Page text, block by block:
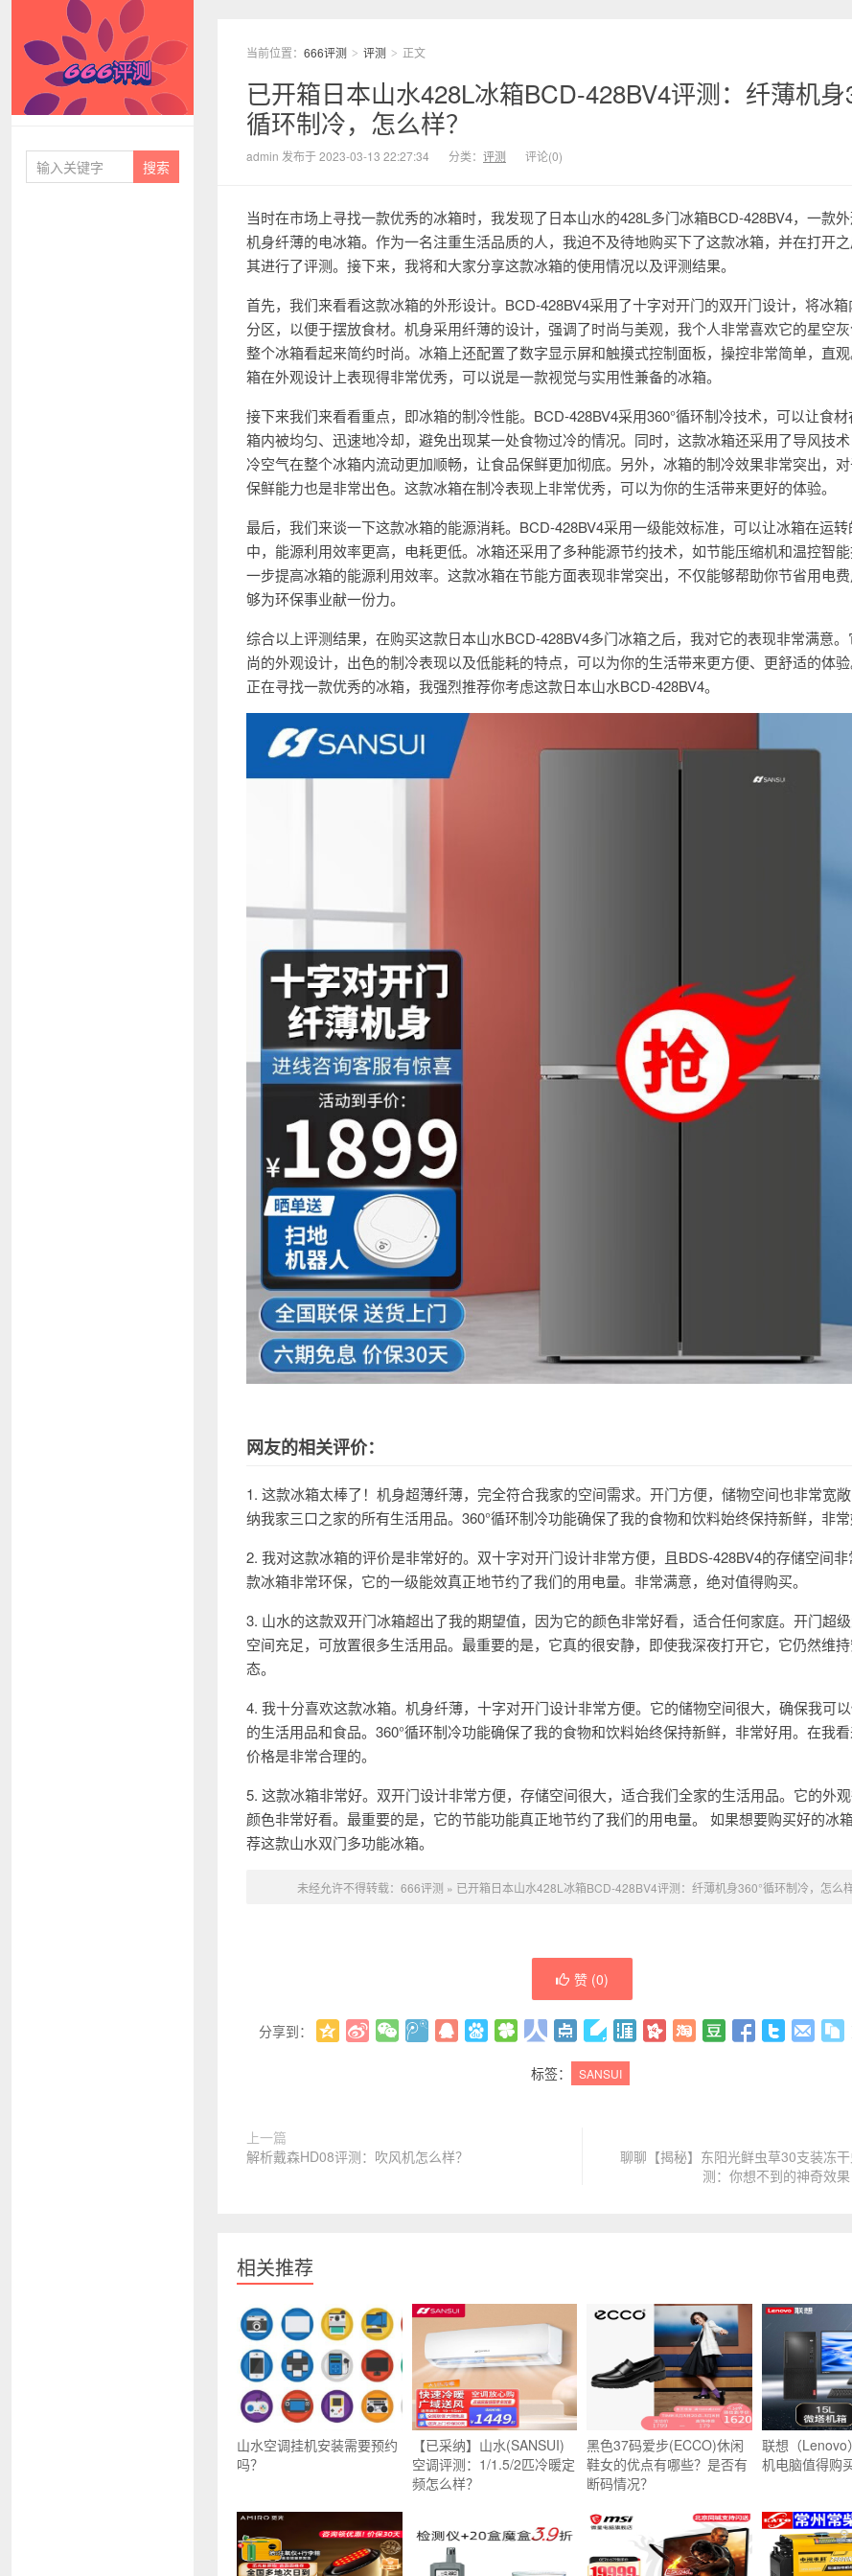
当前位置： 666评测 > 评测 > 正文
已开箱日本山水428L冰箱BCD-428BV4评测：纤薄机身
循环制冷，怎么样？
admin 发布于 2023-03-13 22:27:34 分类： 评测 评论(0)
当时在市场上寻找一款优秀的冰箱时，我发现了日本山水的428L多门冰箱BCD-428BV4，一款外
机身纤薄的电冰箱。作为一名注重生活品质的人，我迫不及待地购买下了这款冰箱，并在打开
其进行了评测。接下来，我将和大家分享这款冰箱的使用情况以及评测结果。
首先，我们来看看这款冰箱的外形设计。BCD-428BV4采用了十字对开门的双开门设计，将冰箱
分区，以便于摆放食材。机身采用纤薄的设计，强调了时尚与美观，我个人非常喜欢它的星空
整个冰箱看起来简约时尚。冰箱上还配置了数字显示屏和触摸式控制面板，操控非常简单，直
箱在外观设计上表现得非常优秀，可以说是一款视觉与实用性兼备的冰箱。
接下来我们来看看重点，即冰箱的制冷性能。BCD-428BV4采用360°循环制冷技术，可以让食
箱内被均匀、迅速地冷却，避免出现某一处食物过冷的情况。同时，这款冰箱还采用了导风技
冷空气在整个冰箱内流动更加顺畅，让食品保鲜更加彻底。另外，冰箱的制冷效果非常突出，
保鲜能力也是非常出色。这款冰箱在制冷表现上非常优秀，可以为你的生活带来更好的体验。
最后，我们来谈一下这款冰箱的能源消耗。BCD-428BV4采用一级能效标准，可以让冰箱在运转
中，能源利用效率更高，电耗更低。冰箱还采用了多种能源节约技术，如节能压缩机和温控智
一步提高冰箱的能源利用效率。这款冰箱在节能方面表现非常突出，不仅能够帮助你节省用电
够为环保事业献一份力。
综合以上评测结果，在购买这款日本山水BCD-428BV4多门冰箱之后，我对它的表现非常满意
尚的外观设计，出色的制冷表现以及低能耗的特点，可以为你的生活带来更方便、更舒适的体
正在寻找一款优秀的冰箱，我强烈推荐你考虑这款日本山水BCD-428BV4。
网友的相关评价：
1. 这款冰箱太棒了！机身超薄纤薄，完全符合我家的空间需求。开门方便，储物空间也非常宽
纳我家三口之家的所有生活用品。360°循环制冷功能确保了我的食物和饮料始终保持新鲜，非常
2. 我对这款冰箱的评价是非常好的。双十字对开门设计非常方便，且BDS-428BV4的存储空间
款冰箱非常环保，它的一级能效真正地节约了我们的用电量。非常满意，绝对值得购买。
3. 山水的这款双开门冰箱超出了我的期望值，因为它的颜色非常好看，适合任何家庭。开门超
空间充足，可放置很多生活用品。最重要的是，它真的很安静，即使我深夜打开它，它仍然维
态。
4. 我十分喜欢这款冰箱。机身纤薄，十字对开门设计非常方便。它的储物空间很大，确保我可
的生活用品和食品。360°循环制冷功能确保了我的食物和饮料始终保持新鲜，非常好用。在我
价格是非常合理的。
5. 这款冰箱非常好。双开门设计非常方便，存储空间很大，适合我们全家的生活用品。它的外观
颜色非常好看。最重要的是，它的节能功能真正地节约了我们的用电量。 如果想要购买好的冰
荐这款山水双门多功能冰箱。
未经允许不得转载： 666评测 » 已开箱日本山水428L冰箱BCD-428BV4评测：纤薄机身360°循环制冷，怎么样
赞 (0)
分享到：
标签： SANSUI
上一篇
解析戴森HD08评测：吹风机怎么样？
聊聊【揭秘】东阳光鲜虫草30支装冻
测：你想不到的神奇效果
相关推荐
山水空调挂机安装需要预约
吗？
【已采纳】山水(SANSUI)
空调评测：1/1.5/2匹冷暖定
频怎么样？
黑色37码爱步(ECCO)休闲
鞋女的优点有哪些？是否有
断码情况？
联想（Lenovo
机电脑值得购